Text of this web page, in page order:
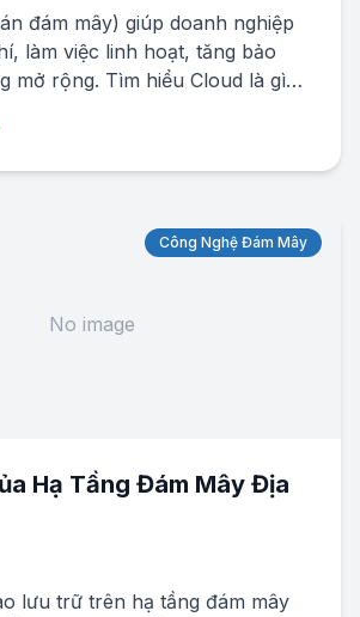
đám mây) giúp doanh nghiệp
làm việc linh hoạt, tăng bảo
mở rộng. Tìm hiểu Cloud là gì
nghiệp hiện đại.
No image
Công Nghệ Đám Mây
Hạ Tầng Đám Mây Địa
lưu trữ trên hạ tầng đám mây